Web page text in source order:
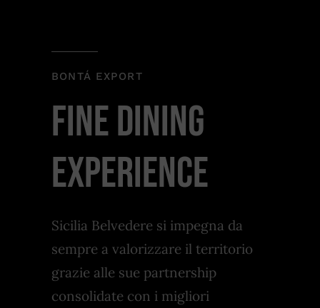
BONTÁ EXPORT
Fine Dining
experience
Sicilia Belvedere si impegna da
sempre a valorizzare il territorio
grazie alle sue partnership
consolidate con i migliori